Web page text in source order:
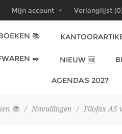
Mijn account Verlanglijst
📚
✒️ NIEUW 🆕
AGENDA'S 2027
📚 / Navullingen / Filofax A5